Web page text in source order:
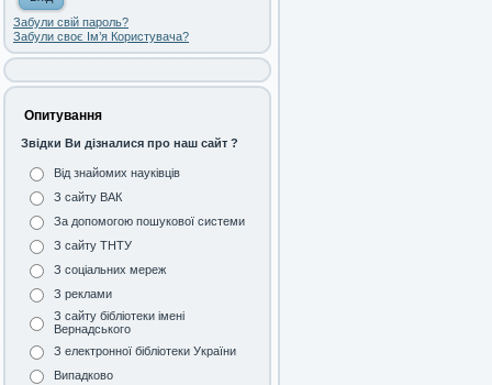
Забули свій пароль?
Забули своє Ім’я Користувача?
Опитування
Звідки Ви дізналися про наш сайт ?
Від знайомих науківців
З сайту ВАК
За допомогою пошукової системи
З сайту ТНТУ
З соціальних мереж
З реклами
З сайту бібліотеки імені
Вернадського
З електронної бібліотеки України
Випадково